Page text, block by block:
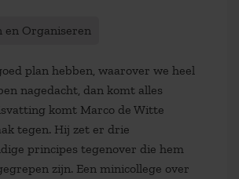
en Organiseren
plan hebben, waarover we heel
nagedacht, dan komt alles
komt Marco de Witte
tegen. Hij zet er drie
principes tegenover die hem
zijn. Een minicollege over